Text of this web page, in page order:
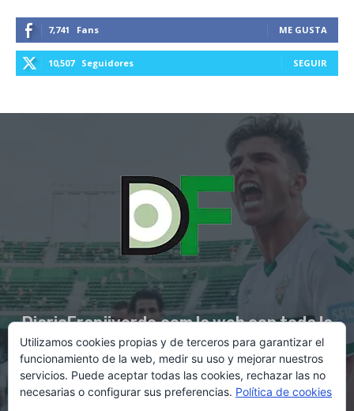
7,741 Fans ME GUSTA
10,507 Seguidores SEGUIR
DiarioFranjiverde.com la web con toda la
información del Elche C.F.
Contacto en:diario@franjiverde.com
Utilizamos cookies propias y de terceros para garantizar el
funcionamiento de la web, medir su uso y mejorar nuestros
servicios. Puede aceptar todas las cookies, rechazar las no
necesarias o configurar sus preferencias. Política de cookies